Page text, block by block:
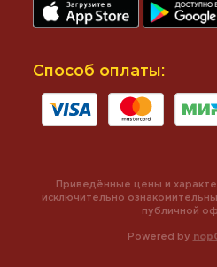
Способ оплаты:
Powered by
Приведённые цены и
исключительно
публичной